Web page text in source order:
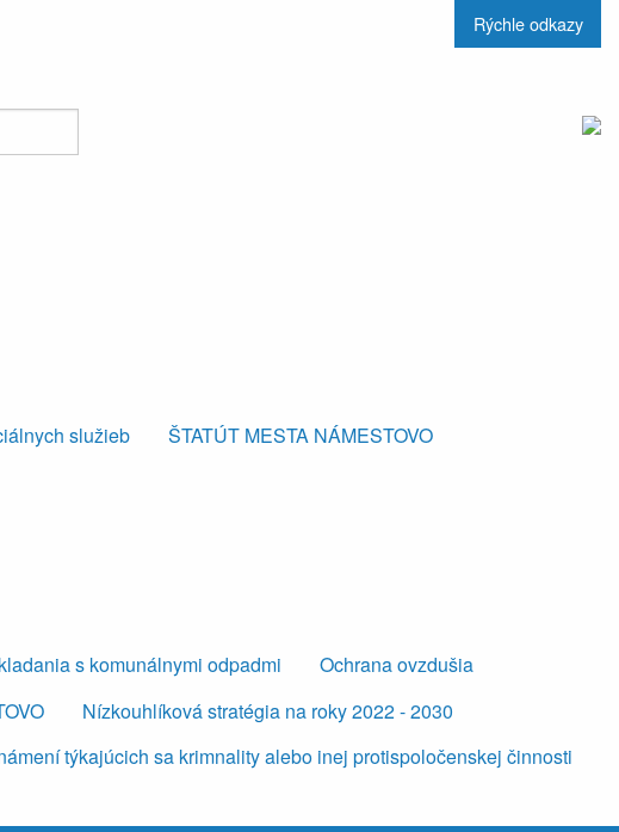
Rýchle odkazy
služieb
ŠTATÚT MESTA NÁMESTOVO
s komunálnymi odpadmi
Ochrana ovzdušia
Nízkouhlíková stratégia na roky 2022 - 2030
týkajúcich sa krimnality alebo inej protispoločenskej činnosti